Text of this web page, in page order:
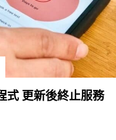
式 更新後終止服務